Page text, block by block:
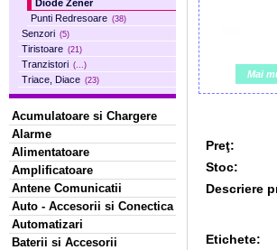
Diode Zener
Punti Redresoare (38)
Senzori (5)
Tiristoare (21)
Tranzistori (...)
Triace, Diace (23)
Acumulatoare si Chargere
Alarme
Alimentatoare
Amplificatoare
Antene Comunicatii
Auto - Accesorii si Conectica
Automatizari
Baterii si Accesorii
Mai
Preţ:
Stoc:
Descriere
Etichete: